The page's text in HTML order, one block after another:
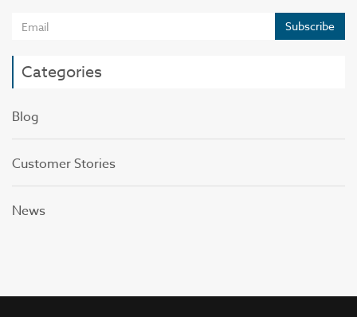
Subscribe
Categories
Blog
Customer Stories
News